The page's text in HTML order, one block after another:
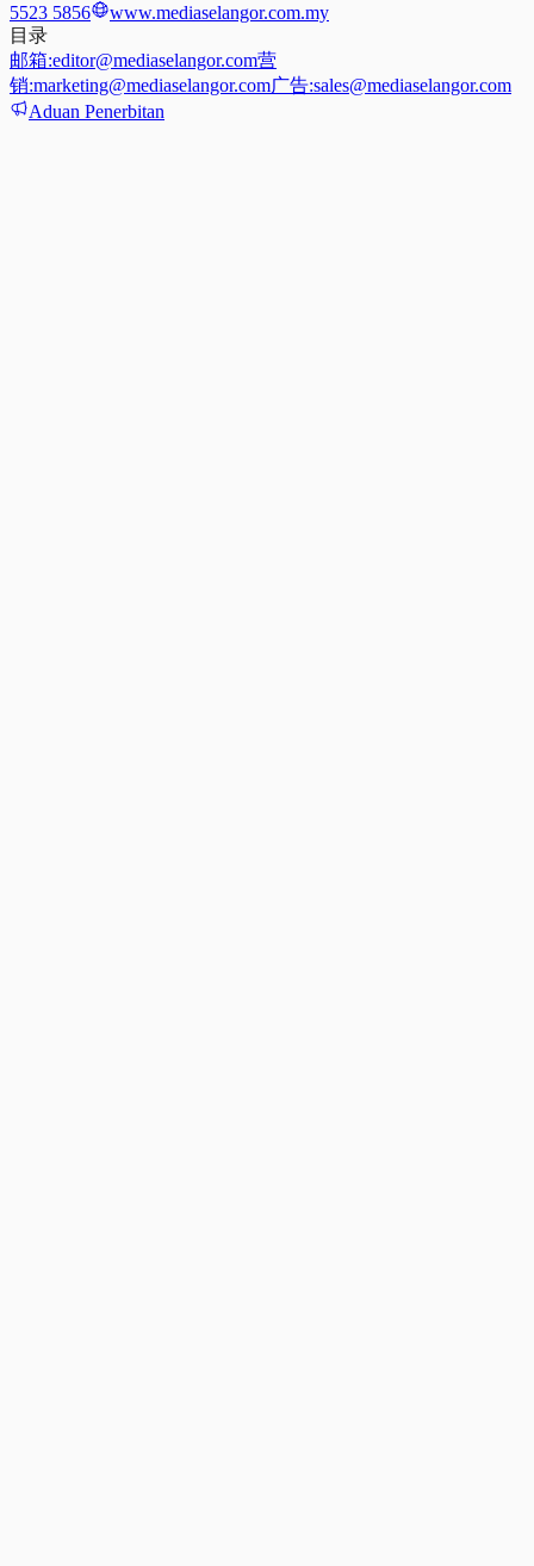
5523 5856
www.mediaselangor.com.my
目录
邮箱:editor@mediaselangor.com营
销:marketing@mediaselangor.com广告:sales@mediaselangor.com
Aduan Penerbitan